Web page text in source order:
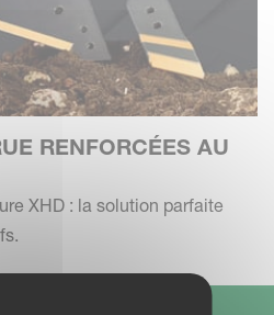
RENFORCÉES AU
XHD : la solution parfaite